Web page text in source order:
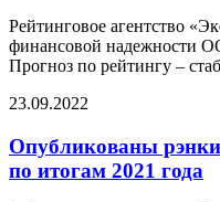
Рейтинговое агентство
финансовой надежности
Прогноз по рейтингу –
23.09.2022
Опубликованы
по итогам 2021 года